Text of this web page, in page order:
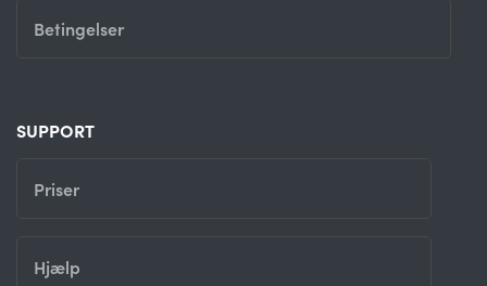
Betingelser
SUPPORT
Priser
Hjælp